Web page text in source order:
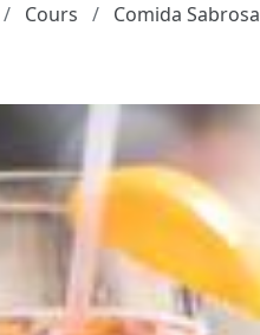
Cours Comida Sabrosa